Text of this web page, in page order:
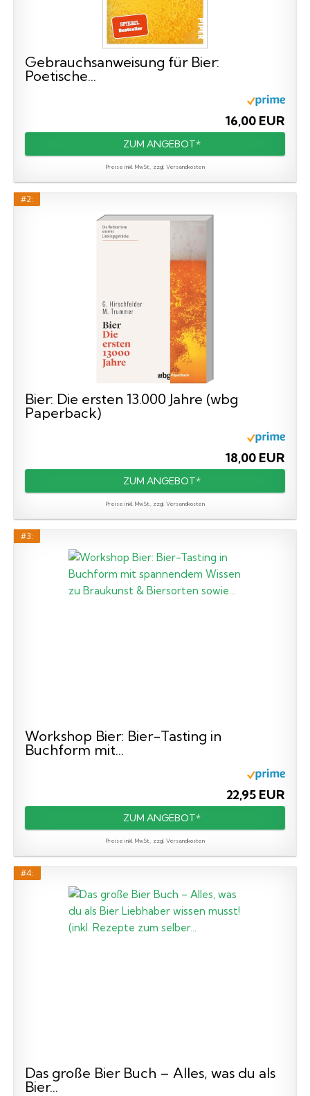
Gebrauchsanweisung für Bier:
Poetische...
16,00 EUR
ZUM ANGEBOT*
Preise inkl. MwSt., zzgl. Versandkosten
#2:
Bier: Die ersten 13.000 Jahre (wbg
Paperback)
18,00 EUR
ZUM ANGEBOT*
Preise inkl. MwSt., zzgl. Versandkosten
#3:
Workshop Bier: Bier-Tasting in
Buchform mit...
22,95 EUR
ZUM ANGEBOT*
Preise inkl. MwSt., zzgl. Versandkosten
#4:
Das große Bier Buch – Alles, was du als
Bier...